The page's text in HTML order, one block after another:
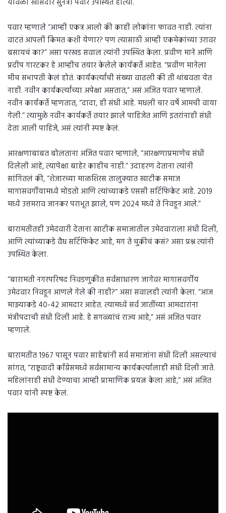
यावेळी खासदार सुनेत्रा पवार उपस्थित होत्या.
पवार म्हणाले “आम्ही एकत्र आलो की काही लोकांना फावत नाही. त्यांना
वाटतं आपली किंमत कशी येणार? पण त्यासाठी आम्ही एकमेकांच्या उरावर
बसायचं का?” असा परखड सवाल त्यांनी उपस्थित केला. प्रवीण माने आणि
प्रदीप गारटकर हे आम्हीच तयार केलेले कार्यकर्ते आहेत. “प्रवीण मानेला
मीच सभापती केलं होतं. कार्यकर्त्यांची संख्या वाढली की ती थांबवता येत
नाही. नवीन कार्यकर्त्यांच्या अपेक्षा असतात,” असं अजित पवार म्हणाले.
नवीन कार्यकर्ते म्हणतात, “दादा, ही संधी आहे. मधली चार वर्षे आमची वाया
गेली.” त्यामुळे नवीन कार्यकर्ते तयार झाले पाहिजेत आणि इतरांनाही संधी
देता आली पाहिजे, असं त्यांनी स्पष्ट केलं.
आरक्षणाबाबत बोलताना अजित पवार म्हणाले, “आरक्षणाप्रमाणेच संधी
दिलेली आहे, त्यापेक्षा बाहेर काहीच नाही.” उदाहरण देताना त्यांनी
सांगितलं की, “शेजारच्या माळशिरस तालुक्यात खाटीक समाज
मागासवर्गीयामध्ये मोडतो आणि त्यांच्याकडे एससी सर्टिफिकेट आहे. 2019
मध्ये उत्तमराव जानकर पराभूत झाले, पण 2024 मध्ये ते निवडून आले.”
बारामतीतही उमेदवारी देताना खाटीक समाजातील उमेदवाराला संधी दिली,
आणि त्यांच्याकडे वैध सर्टिफिकेट आहे, मग ते चुकीचं कसं? असा प्रश्न त्यांनी
उपस्थित केला.
“बारामती नगरपरिषद निवडणुकीत सर्वसाधारण जागेवर मागासवर्गीय
उमेदवार निवडून आणले गेले की नाही?” असा सवालही त्यांनी केला. “आज
माझ्याकडे 40-42 आमदार आहेत. त्यामध्ये सर्व जातींच्या आमदारांना
मंत्रीपदाची संधी दिली आहे. हे सगळ्यांचं राज्य आहे,” असं अजित पवार
म्हणाले.
बारामतीत 1967 पासून पवार साहेबांनी सर्व समाजांना संधी दिली असल्याचं
सांगत, “राष्ट्रवादी काँग्रेसमध्ये सर्वसामान्य कार्यकर्त्यालाही संधी दिली जाते.
महिलांनाही संधी देण्याचा आम्ही प्रामाणिक प्रयत्न केला आहे,” असं अजित
पवार यांनी स्पष्ट केलं.